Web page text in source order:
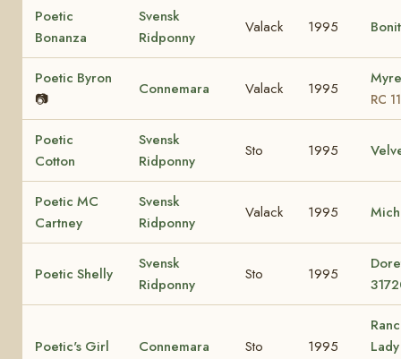
Poetic
Bonanza
Svensk
Ridponny
Valack 1995
Poetic Byron
📷
Connemara Valack 1995
RC
Poetic
Cotton
Svensk
Ridponny
Sto 1995
Poetic MC
Cartney
Svensk
Ridponny
Valack 1995
Poetic Shelly
Svensk
Ridponny
Sto 1995
Poetic's Girl Connemara Sto 1995